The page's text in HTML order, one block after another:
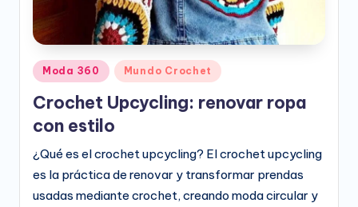
Publicado
en
Moda 360 Mundo Crochet
Crochet Upcycling: renovar ropa
con estilo
¿Qué es el crochet upcycling? El crochet upcycling
es la práctica de renovar y transformar prendas
usadas mediante crochet, creando moda circular y